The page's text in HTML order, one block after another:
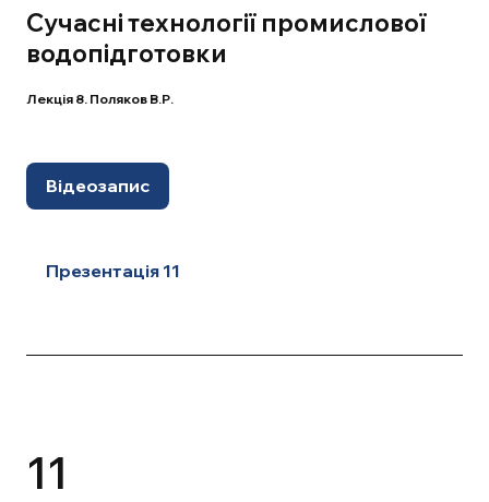
Сучасні технології промислової
водопідготовки
Лекція 8. Поляков В.Р.
Відеозапис
Презентація 11
11